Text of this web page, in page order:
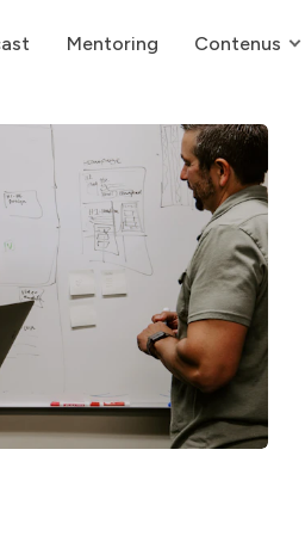
Mentoring Contenus